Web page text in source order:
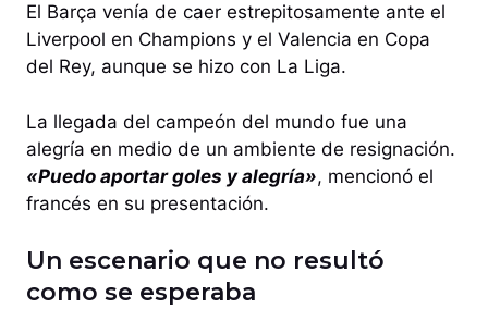
El Barça venía de caer estrepitosamente ante el
Liverpool en Champions y el Valencia en Copa
del Rey, aunque se hizo con La Liga.
La llegada del campeón del mundo fue una
alegría en medio de un ambiente de resignación.
«Puedo aportar goles y alegría», mencionó el
francés en su presentación.
Un escenario que no resultó
como se esperaba